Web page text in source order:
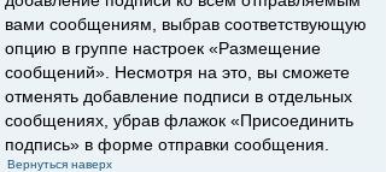
вами сообщениям, выбрав соответствующую
опцию в группе настроек «Размещение
сообщений». Несмотря на это, вы сможете
отменять добавление подписи в отдельных
сообщениях, убрав флажок «Присоединить
подпись» в форме отправки сообщения.
Вернуться наверх